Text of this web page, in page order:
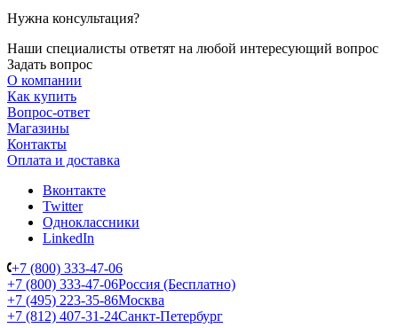
Нужна консультация?
Наши специалисты ответят на любой интересующий вопрос
Задать вопрос
О компании
Как купить
Вопрос-ответ
Магазины
Контакты
Оплата и доставка
Вконтакте
Twitter
Одноклассники
LinkedIn
+7 (800) 333-47-06
+7 (800) 333-47-06Россия (Бесплатно)
+7 (495) 223-35-86Москва
+7 (812) 407-31-24Санкт-Петербург